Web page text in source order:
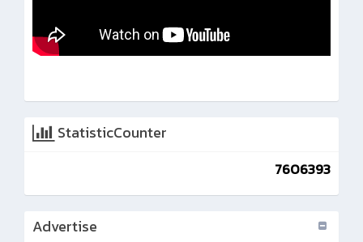
7606393